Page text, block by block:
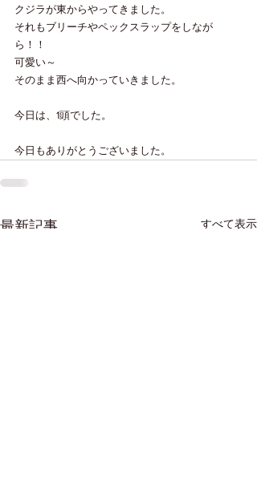
クジラが東からやってきました。
それもブリーチやペックスラップをしなが
ら！！
可愛い～
そのまま西へ向かっていきました。
今日は、1頭でした。
今日もありがとうございました。
最新記事 すべて表示